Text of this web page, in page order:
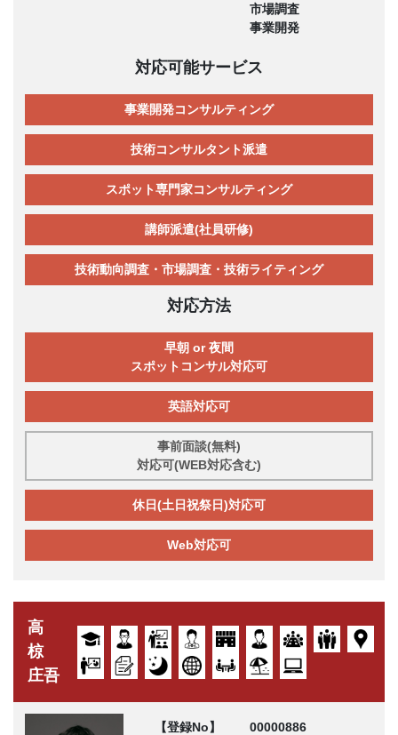
市場調査
事業開発
対応可能サービス
事業開発コンサルティング
技術コンサルタント派遣
スポット専門家コンサルティング
講師派遣(社員研修)
技術動向調査・市場調査・技術ライティング
対応方法
早朝 or 夜間
スポットコンサル対応可
英語対応可
事前面談(無料)
対応可(WEB対応含む)
休日(土日祝祭日)対応可
Web対応可
高
椋
庄吾
【登録No】
00000886